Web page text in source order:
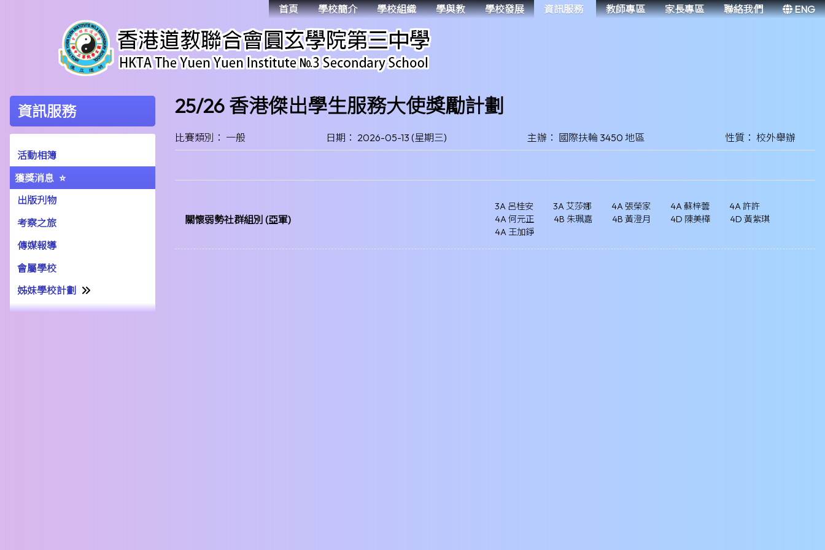
首頁 學校簡介 學校組織 學與教 學校發展 資訊服務 教師專區 家長專區 聯絡我們 ENG
資訊服務
活動相簿
獲獎消息
出版刋物
考察之旅
傳媒報導
會屬學校
姊妹學校計劃
姊妹學校交流計劃書22-23
25/26 香港傑出學生服務大使獎勵計劃
比賽類別： 一般 日期： 2026-05-13 (星期三) 主辦： 國際扶輪 3450 地區 性質： 校外舉辦
關懷弱勢社群組別 (亞軍)
3A 呂桂安 3A 艾莎娜 4A 張榮家 4A 蘇梓蕓
4A 許許
4A 何元正
4B 朱珮嘉 4B 黃澄月 4D 陳美樺
4D 黃紫琪
4A 王加錚